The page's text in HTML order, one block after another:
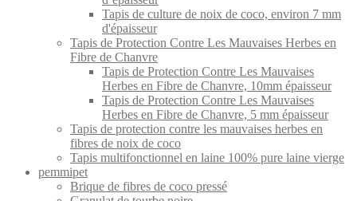
Tapis de culture de noix de coco, environ 7 mm
d'épaisseur
Tapis de Protection Contre Les Mauvaises Herbes en
Fibre de Chanvre
Tapis de Protection Contre Les Mauvaises
Herbes en Fibre de Chanvre, 10mm épaisseur
Tapis de Protection Contre Les Mauvaises
Herbes en Fibre de Chanvre, 5 mm épaisseur
Tapis de protection contre les mauvaises herbes en
fibres de noix de coco
Tapis multifonctionnel en laine 100% pure laine vierge
pemmipet
Brique de fibres de coco pressé